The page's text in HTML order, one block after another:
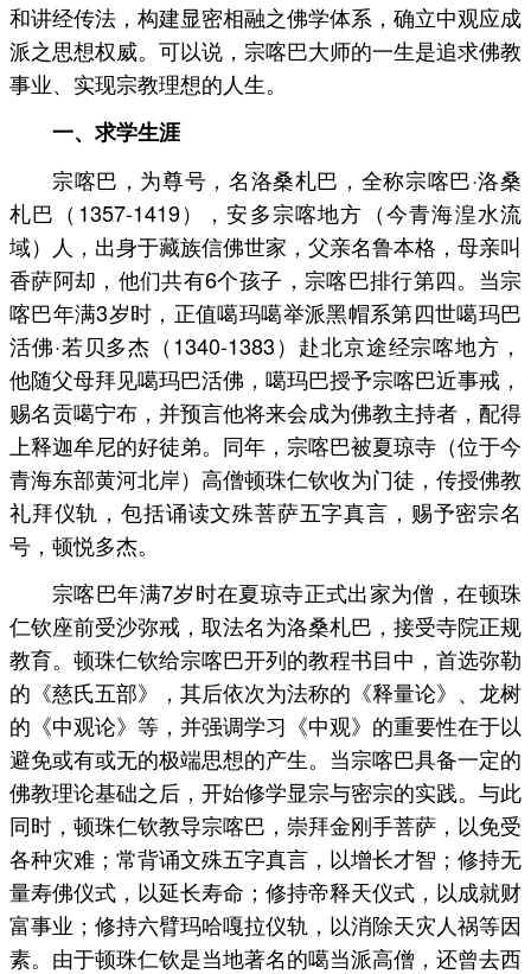
和讲经传法，构建显密相融之佛学体系，确立中观应成
派之思想权威。可以说，宗喀巴大师的一生是追求佛教
事业、实现宗教理想的人生。
一、求学生涯
宗喀巴，为尊号，名洛桑札巴，全称宗喀巴·洛桑
札巴（1357-1419），安多宗喀地方（今青海湟水流
域）人，出身于藏族信佛世家，父亲名鲁本格，母亲叫
香萨阿却，他们共有6个孩子，宗喀巴排行第四。当宗
喀巴年满3岁时，正值噶玛噶举派黑帽系第四世噶玛巴
活佛·若贝多杰（1340-1383）赴北京途经宗喀地方，
他随父母拜见噶玛巴活佛，噶玛巴授予宗喀巴近事戒，
赐名贡噶宁布，并预言他将来会成为佛教主持者，配得
上释迦牟尼的好徒弟。同年，宗喀巴被夏琼寺（位于今
青海东部黄河北岸）高僧顿珠仁钦收为门徒，传授佛教
礼拜仪轨，包括诵读文殊菩萨五字真言，赐予密宗名
号，顿悦多杰。
宗喀巴年满7岁时在夏琼寺正式出家为僧，在顿珠
仁钦座前受沙弥戒，取法名为洛桑札巴，接受寺院正规
教育。顿珠仁钦给宗喀巴开列的教程书目中，首选弥勒
的《慈氏五部》，其后依次为法称的《释量论》、龙树
的《中观论》等，并强调学习《中观》的重要性在于以
避免或有或无的极端思想的产生。当宗喀巴具备一定的
佛教理论基础之后，开始修学显宗与密宗的实践。与此
同时，顿珠仁钦教导宗喀巴，崇拜金刚手菩萨，以免受
各种灾难；常背诵文殊五字真言，以增长才智；修持无
量寿佛仪式，以延长寿命；修持帝释天仪式，以成就财
富事业；修持六臂玛哈嘎拉仪轨，以消除天灾人祸等因
素。由于顿珠仁钦是当地著名的噶当派高僧，还曾去西